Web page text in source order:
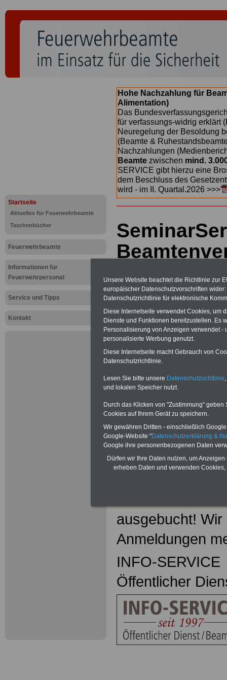
Startseite
Aktuelles für Feuerwehrbeamte
Taschenbücher
Feuerwehrbeamte
Informationen für
Feuerwehrpersonal
Service und Tipps
Kontakt
Hohe Nachzahlung für
Alimentation)
Das
für verfassungs-widrig erklärt
Neuregelung der Besoldung
(Beamte &
Nachzahlungen
Beamte zwischen mind.
SERVICE gibt hierzu eine
dem Beschluss des
wird - im II. Quartal.2026 >>>
in
Termin:
Ort:
Hotel: in der
Düsseldorf
ausgebucht!
Anmeldungen
INFO-SERVICE
Öffentlicher
Unsere Website beachtet die Richtlinie zur
europäischer Datenschutzvorschriften
Datenschutzrichtlinie für elektronische
Diese Internetseite verwendet Cookies, um
Dienste und Funktionen bereitzustellen. Es
Personalisierung von Anzeigen verwendet
personalisierte Werbung genutzt.
Diese Internetseite macht Gebrauch von
Datenschutzrichtlinie.
Lesen Sie bitte unsere Datenschutzrichtlinie
und lokalen Speicher nutzt.
Durch das Klicken von "Zustimmung"
Cookies auf Ihrem Gerät zu speichern.
Wir gewähren Dritten - einschließlich
Google-Website "Datenschutzerklärung &
Google ihre personenbezogenen Daten
Dürfen wir Ihre Daten nutzen, um
erheben Daten und verwenden